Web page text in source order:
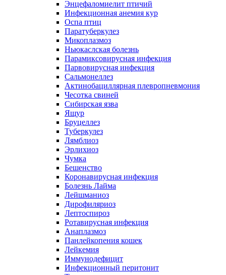
Энцефаломиелит птичий
Инфекционная анемия кур
Оспа птиц
Паратуберкулез
Микоплазмоз
Ньюкаслская болезнь
Парамиксовирусная инфекция
Парвовирусная инфекция
Сальмонеллез
Актинобациллярная плевропневмония
Чесотка свиней
Сибирская язва
Ящур
Бруцеллез
Туберкулез
Лямблиоз
Эрлихиоз
Чумка
Бешенство
Коронавирусная инфекция
Болезнь Лайма
Лейшманиоз
Дирофиляриоз
Лептоспироз
Ротавирусная инфекция
Анаплазмоз
Панлейкопения кошек
Лейкемия
Иммунодефицит
Инфекционный перитонит